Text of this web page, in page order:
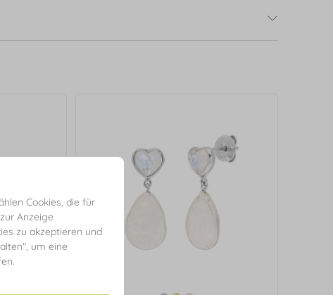
Cookies, die für
Anzeige
zu akzeptieren und
um eine